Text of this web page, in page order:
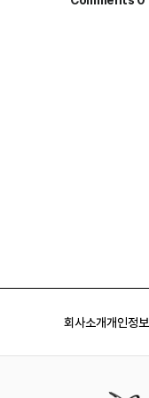
회사소개개인정